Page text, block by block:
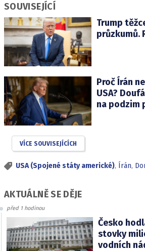
SOUVISEJÍCÍ
Trump
průzkumů.
Proč Írán
USA?
na podzim
VÍCE SOUVISEJÍCÍCH
USA (Spojené státy americké), Írán,
AKTUÁLNĚ SE DĚJE
před 1 hodinou
Česko
stovky
vodních